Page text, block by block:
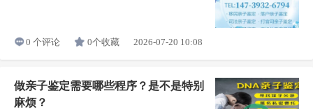
0 个评论 0个收藏 2026-07-20 10:08
做亲子鉴定需要哪些程序？是不是特别
麻烦？